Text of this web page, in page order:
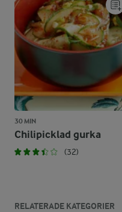
30 MIN
Chilipicklad gurka
(32)
RELATERADE KATEGORIER